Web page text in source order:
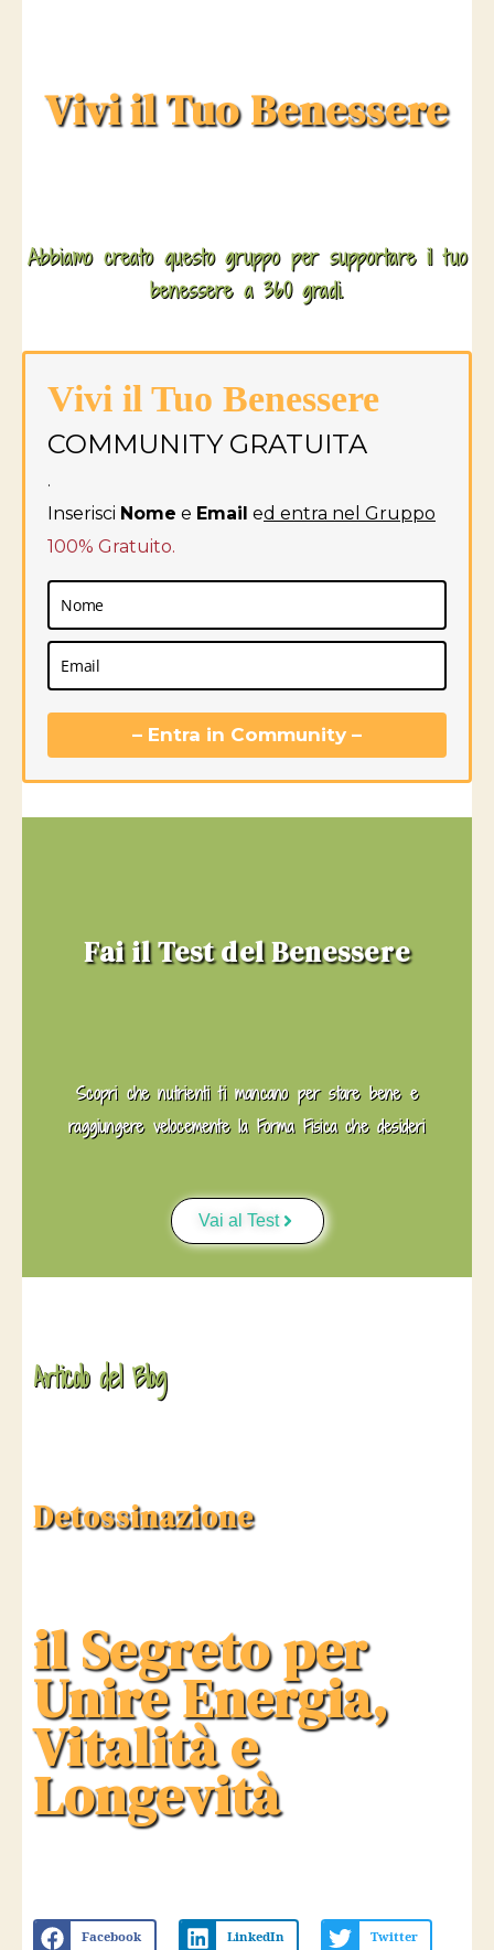
Vivi il Tuo Benessere
Abbiamo creato questo gruppo per supportare il tuo
benessere a 360 gradi.
Vivi il Tuo Benessere
COMMUNITY GRATUITA
.
Inserisci Nome e Email ed entra nel Gruppo
100% Gratuito.
– Entra in Community –
Fai il Test del Benessere
Scopri che nutrienti ti mancano per stare bene e
raggiungere velocemente la Forma Fisica che desideri
Vai al Test
Articolo del Blog
Detossinazione
il Segreto per
Unire Energia,
Vitalità e
Longevità
Facebook LinkedIn Twitter